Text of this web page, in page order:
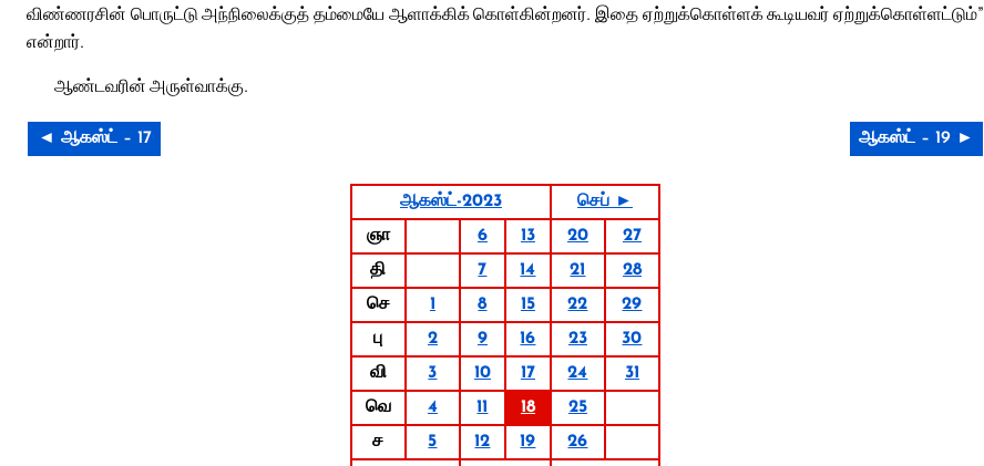
விண்ணரசின் பொருட்டு அந்நிலைக்குத் தம்மையே ஆளாக்கிக் கொள்கின்றனர். இதை ஏற்றுக்கொள்ளக் கூடியவர் ஏற்றுக்கொள்ளட்டும்”
என்றார்.
ஆண்டவரின் அருள்வாக்கு.
◄ ஆகஸ்ட் – 17 ஆகஸ்ட் – 19 ►
ஆகஸ்ட்-2023
செப் ►
ஞா
6 13 20
27
தி
7 14 21
28
செ
1 8 15 22
29
பு
2 9 16 23
30
வி
3 10 17 24
31
வெ
4 11 18
25
ச
5 12 19
26